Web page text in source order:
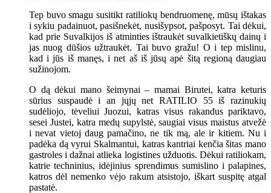
Tep buvo smagu susitikt ratiliokų bendruomenę, mūsų ištakas
i sykiu padainuot, pasišnekėt, nusišypsot, pašposyt. Tai dėkui,
kad prie Suvalkijos iš atminties ištraukėt suvalkietiškų dainų i
jas nuog dūšios užtraukėt. Tai buvo gražu! O i tep mislinu,
kad i jūs iš manęs, i net aš iš jūsų apė šitą regioną daugiau
sužinojom.
O dą dėkui mano šeimynai – mamai Birutei, katra keturis
sūrius suspaudė i an jųjų net RATILIO 55 iš razinukių
sudėliojo, tėveliui Juozui, katras visus rakandus pariktavo,
sesei Justei, katra medų supylstė, saugiai visus maistus atvežė
i nevat vietoj daug pamačino, ne tik mą, ale ir kitiem. Nu i
padėka dą vyrui Skalmantui, katras kantriai kenčia šitas mano
gastroles i dažnai atlieka logistines užduotis. Dėkui ratiliokam,
katrie techninius, idėjinius sprendimus sumislino i palapines,
katros dėl nemenko vėjo rakum atsistojo, iškart suspitę atgal
pastatė.